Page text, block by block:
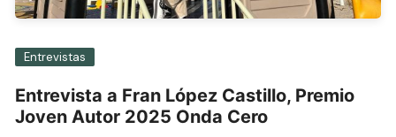
Entrevistas
Entrevista a Fran López Castillo, Premio
Joven Autor 2025 Onda Cero